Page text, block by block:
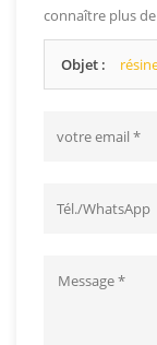
connaître plus
vous
Objet :